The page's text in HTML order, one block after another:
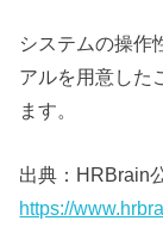
システムの操作
アルを用意した
ます。
出典：HRBrain
https://